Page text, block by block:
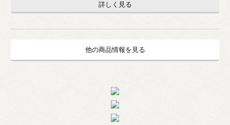
詳しく見る
他の商品情報を見る